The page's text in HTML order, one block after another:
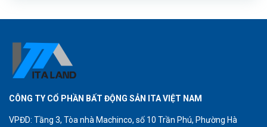
CÔNG TY CỔ PHẦN BẤT ĐỘNG SẢN ITA VIỆT NAM
VPĐD: Tầng 3, Tòa nhà Machinco, số 10 Trần Phú, Phường Hà